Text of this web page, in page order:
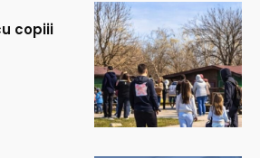
copiii